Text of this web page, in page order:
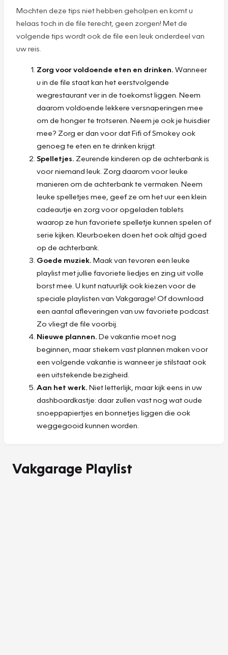
Mochten deze tips niet hebben geholpen en komt u
helaas toch in de file terecht, geen zorgen! Met de
volgende tips wordt ook de file een leuk onderdeel van
uw reis.
Zorg voor voldoende eten en drinken. Wanneer
u in de file staat kan het eerstvolgende
wegrestaurant ver in de toekomst liggen. Neem
daarom voldoende lekkere versnaperingen mee
om de honger te trotseren. Neem je ook je huisdier
mee? Zorg er dan voor dat Fifi of Smokey ook
genoeg te eten en te drinken krijgt.
Spelletjes. Zeurende kinderen op de achterbank is
voor niemand leuk. Zorg daarom voor leuke
manieren om de achterbank te vermaken. Neem
leuke spelletjes mee, geef ze om het uur een klein
cadeautje en zorg voor opgeladen tablets
waarop ze hun favoriete spelletje kunnen spelen of
serie kijken. Kleurboeken doen het ook altijd goed
op de achterbank.
Goede muziek. Maak van tevoren een leuke
playlist met jullie favoriete liedjes en zing uit volle
borst mee. U kunt natuurlijk ook kiezen voor de
speciale playlisten van Vakgarage! Of download
een aantal afleveringen van uw favoriete podcast.
Zo vliegt de file voorbij.
Nieuwe plannen. De vakantie moet nog
beginnen, maar stiekem vast plannen maken voor
een volgende vakantie is wanneer je stilstaat ook
een uitstekende bezigheid.
Aan het werk. Niet letterlijk, maar kijk eens in uw
dashboardkastje: daar zullen vast nog wat oude
snoeppapiertjes en bonnetjes liggen die ook
weggegooid kunnen worden.
Vakgarage Playlist